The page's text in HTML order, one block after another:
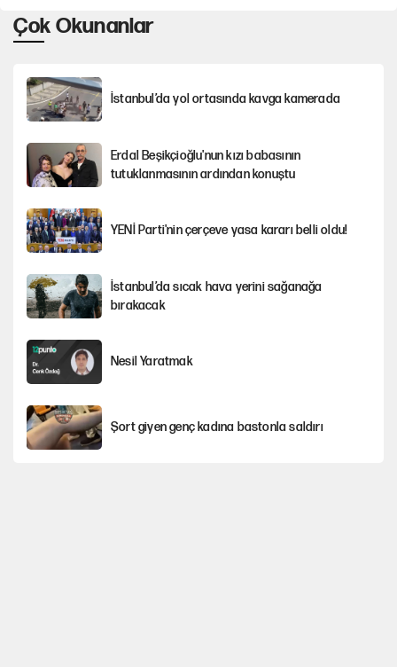
Çok Okunanlar
İstanbul’da yol ortasında kavga kamerada
Erdal Beşikçioğlu'nun kızı babasının
tutuklanmasının ardından konuştu
YENİ Parti'nin çerçeve yasa kararı belli oldu!
İstanbul’da sıcak hava yerini sağanağa
bırakacak
Nesil Yaratmak
Şort giyen genç kadına bastonla saldırı